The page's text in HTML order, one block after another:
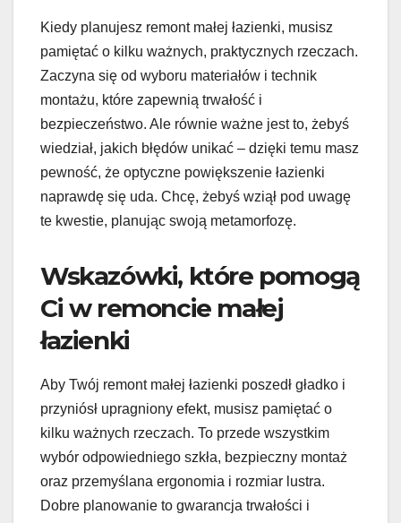
Kiedy planujesz remont małej łazienki, musisz
pamiętać o kilku ważnych, praktycznych rzeczach.
Zaczyna się od wyboru materiałów i technik
montażu, które zapewnią trwałość i
bezpieczeństwo. Ale równie ważne jest to, żebyś
wiedział, jakich błędów unikać – dzięki temu masz
pewność, że optyczne powiększenie łazienki
naprawdę się uda. Chcę, żebyś wziął pod uwagę
te kwestie, planując swoją metamorfozę.
Wskazówki, które pomogą
Ci w remoncie małej
łazienki
Aby Twój remont małej łazienki poszedł gładko i
przyniósł upragniony efekt, musisz pamiętać o
kilku ważnych rzeczach. To przede wszystkim
wybór odpowiedniego szkła, bezpieczny montaż
oraz przemyślana ergonomia i rozmiar lustra.
Dobre planowanie to gwarancja trwałości i